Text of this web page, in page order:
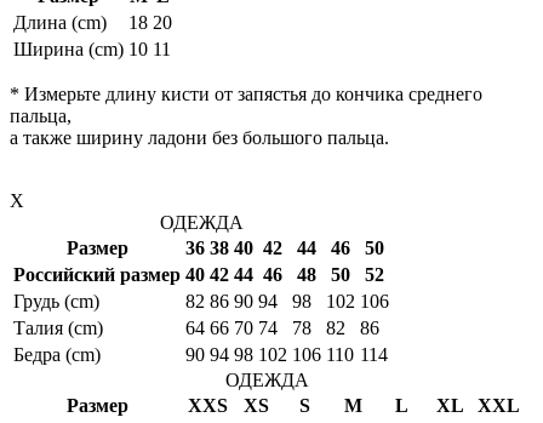
Длина (cm)
18 20
Ширина (cm) 10 11
* Измерьте длину кисти от запястья до кончика среднего
пальца,
а также ширину ладони без большого пальца.
X
ОДЕЖДА
Размер
36 38 40 42 44 46
50
Российский размер 40 42 44 46 48 50
52
Грудь (cm)
82 86 90 94 98 102 106
Талия (cm)
64 66 70 74 78 82
86
Бедра (cm)
90 94 98 102 106 110 114
ОДЕЖДА
Размер
XXS XS S M L XL
XXL